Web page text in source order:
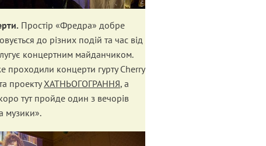
Простір «Фредра» добре
до різних подій та час від
концертним майданчиком.
проходили концерти гурту Cherry
проектуХАТНЬОГОГРАННЯ, а
тут пройде один з вечорів
музики».